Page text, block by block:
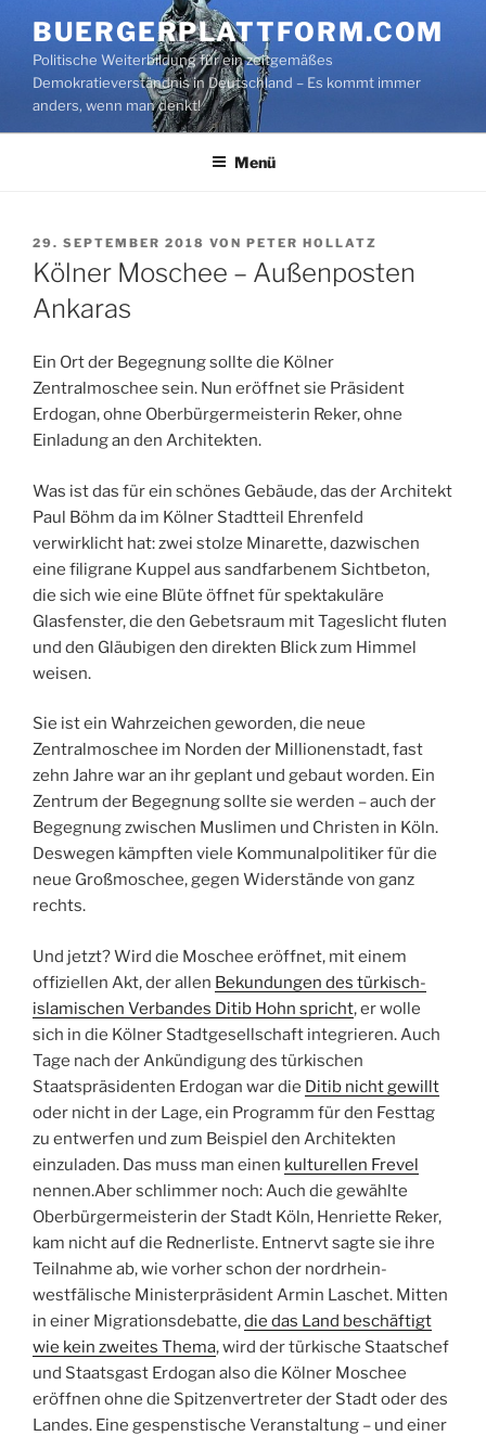
Inhalt
springen
BUERGERPLATTFORM.COM
Politische Weiterbildung für ein zeitgemäßes
Demokratieverständnis in Deutschland – Es kommt immer
anders, wenn man denkt!
Menü
VERÖFFENTLICHT
AM
29. SEPTEMBER 2018 VON PETER HOLLATZ
Kölner Moschee – Außenposten
Ankaras
Ein Ort der Begegnung sollte die Kölner
Zentralmoschee sein. Nun eröffnet sie Präsident
Erdogan, ohne Oberbürgermeisterin Reker, ohne
Einladung an den Architekten.
Was ist das für ein schönes Gebäude, das der Architekt
Paul Böhm da im Kölner Stadtteil Ehrenfeld
verwirklicht hat: zwei stolze Minarette, dazwischen
eine filigrane Kuppel aus sandfarbenem Sichtbeton,
die sich wie eine Blüte öffnet für spektakuläre
Glasfenster, die den Gebetsraum mit Tageslicht fluten
und den Gläubigen den direkten Blick zum Himmel
weisen.
Sie ist ein Wahrzeichen geworden, die neue
Zentralmoschee im Norden der Millionenstadt, fast
zehn Jahre war an ihr geplant und gebaut worden. Ein
Zentrum der Begegnung sollte sie werden – auch der
Begegnung zwischen Muslimen und Christen in Köln.
Deswegen kämpften viele Kommunalpolitiker für die
neue Großmoschee, gegen Widerstände von ganz
rechts.
Und jetzt? Wird die Moschee eröffnet, mit einem
offiziellen Akt, der allen Bekundungen des türkisch-
islamischen Verbandes Ditib Hohn spricht, er wolle
sich in die Kölner Stadtgesellschaft integrieren. Auch
Tage nach der Ankündigung des türkischen
Staatspräsidenten Erdogan war die Ditib nicht gewillt
oder nicht in der Lage, ein Programm für den Festtag
zu entwerfen und zum Beispiel den Architekten
einzuladen. Das muss man einen kulturellen Frevel
nennen.Aber schlimmer noch: Auch die gewählte
Oberbürgermeisterin der Stadt Köln, Henriette Reker,
kam nicht auf die Rednerliste. Entnervt sagte sie ihre
Teilnahme ab, wie vorher schon der nordrhein-
westfälische Ministerpräsident Armin Laschet. Mitten
in einer Migrationsdebatte,die das Land beschäftigt
wie kein zweites Thema, wird der türkische Staatschef
und Staatsgast Erdogan also die Kölner Moschee
eröffnen ohne die Spitzenvertreter der Stadt oder des
Landes. Eine gespenstische Veranstaltung – und einer